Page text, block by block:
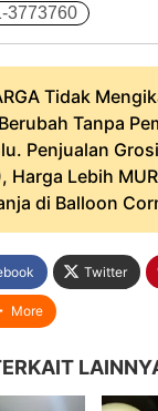
Tidak
Tanpa
Penjualan
Harga Lebih
di Balloon
Twitter
More